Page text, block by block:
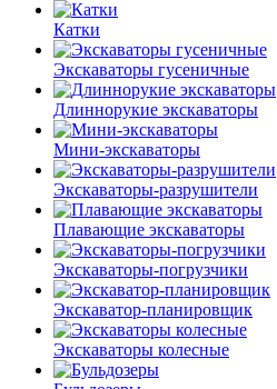
Катки
Экскаваторы гусеничные
Длиннорукие экскаваторы
Мини-экскаваторы
Экскаваторы-разрушители
Плавающие экскаваторы
Экскаваторы-погрузчики
Экскаватор-планировщик
Экскаваторы колесные